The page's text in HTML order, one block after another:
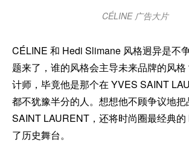
CÉLINE 广告大片
CÉLINE 和 Hedi Slimane 风格迥异是不
题来了，谁的风格会主导未来品牌的风
计师，毕竟他是那个在 YVES SAINT
都不犹豫半分的人。想想他不顾争议地把
SAINT LAURENT，还将时尚圈最经典的
了历史舞台。